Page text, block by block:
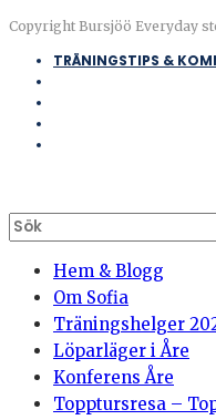
Copyright Bursjöö Everyday
TRÄNINGSTIPS &
Hem & Blogg
Om Sofia
Träningshelger
Löparläger i Åre
Konferens Åre
Topptursresa –